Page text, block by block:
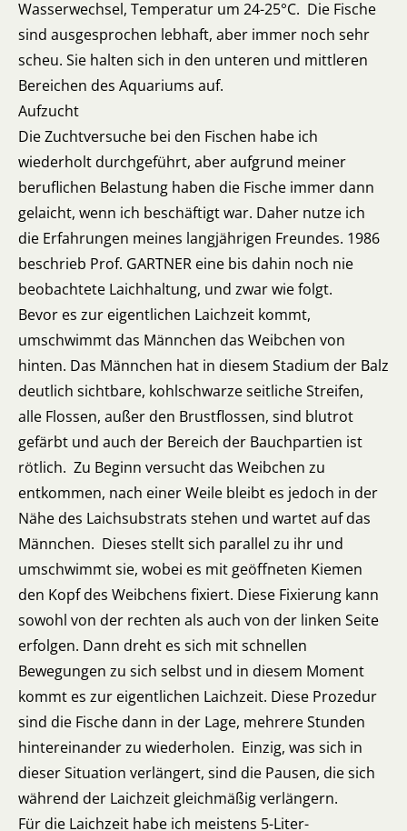
Wasserwechsel, Temperatur um 24-25°C. Die Fische
sind ausgesprochen lebhaft, aber immer noch sehr
scheu. Sie halten sich in den unteren und mittleren
Bereichen des Aquariums auf.
Aufzucht
Die Zuchtversuche bei den Fischen habe ich
wiederholt durchgeführt, aber aufgrund meiner
beruflichen Belastung haben die Fische immer dann
gelaicht, wenn ich beschäftigt war. Daher nutze ich
die Erfahrungen meines langjährigen Freundes. 1986
beschrieb Prof. GARTNER eine bis dahin noch nie
beobachtete Laichhaltung, und zwar wie folgt.
Bevor es zur eigentlichen Laichzeit kommt,
umschwimmt das Männchen das Weibchen von
hinten. Das Männchen hat in diesem Stadium der Balz
deutlich sichtbare, kohlschwarze seitliche Streifen,
alle Flossen, außer den Brustflossen, sind blutrot
gefärbt und auch der Bereich der Bauchpartien ist
rötlich. Zu Beginn versucht das Weibchen zu
entkommen, nach einer Weile bleibt es jedoch in der
Nähe des Laichsubstrats stehen und wartet auf das
Männchen. Dieses stellt sich parallel zu ihr und
umschwimmt sie, wobei es mit geöffneten Kiemen
den Kopf des Weibchens fixiert. Diese Fixierung kann
sowohl von der rechten als auch von der linken Seite
erfolgen. Dann dreht es sich mit schnellen
Bewegungen zu sich selbst und in diesem Moment
kommt es zur eigentlichen Laichzeit. Diese Prozedur
sind die Fische dann in der Lage, mehrere Stunden
hintereinander zu wiederholen. Einzig, was sich in
dieser Situation verlängert, sind die Pausen, die sich
während der Laichzeit gleichmäßig verlängern.
Für die Laichzeit habe ich meistens 5-Liter-